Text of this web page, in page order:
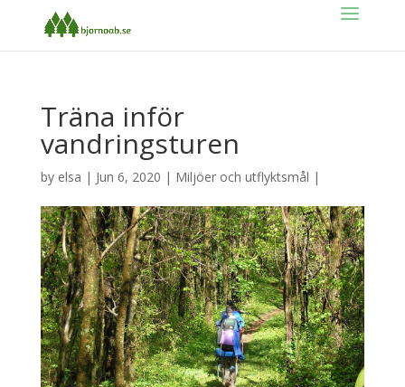
Träna inför
vandringsturen
by elsa | Jun 6, 2020 | Miljöer och utflyktsmål |